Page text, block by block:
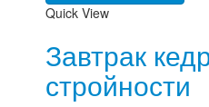
Quick View
Завтрак
стройности